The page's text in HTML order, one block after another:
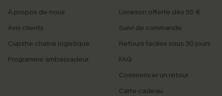
À propos de nous
Avis clients
Cupshe chaîne logistique
Programme ambassadeur
Livraison offerte dès 55 €
Suivi de commande
Retours faciles sous 30 jours
FAQ
Commencer un retour
Carte cadeau